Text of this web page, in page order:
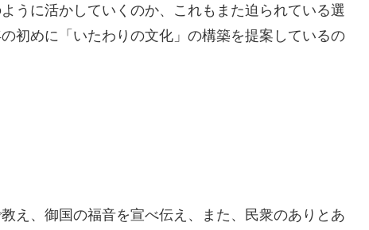
うに活かしていくのか、これもまた迫られている選
初めに「いたわりの文化」の構築を提案しているの
え、御国の福音を宣べ伝え、また、民衆のありとあ